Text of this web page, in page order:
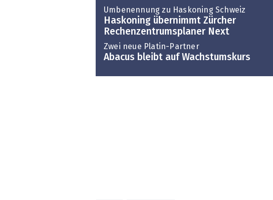
Umbenennung zu Haskoning Schweiz
Haskoning übernimmt Zürcher
Rechenzentrumsplaner Next
Zwei neue Platin-Partner
Abacus bleibt auf Wachstumskurs